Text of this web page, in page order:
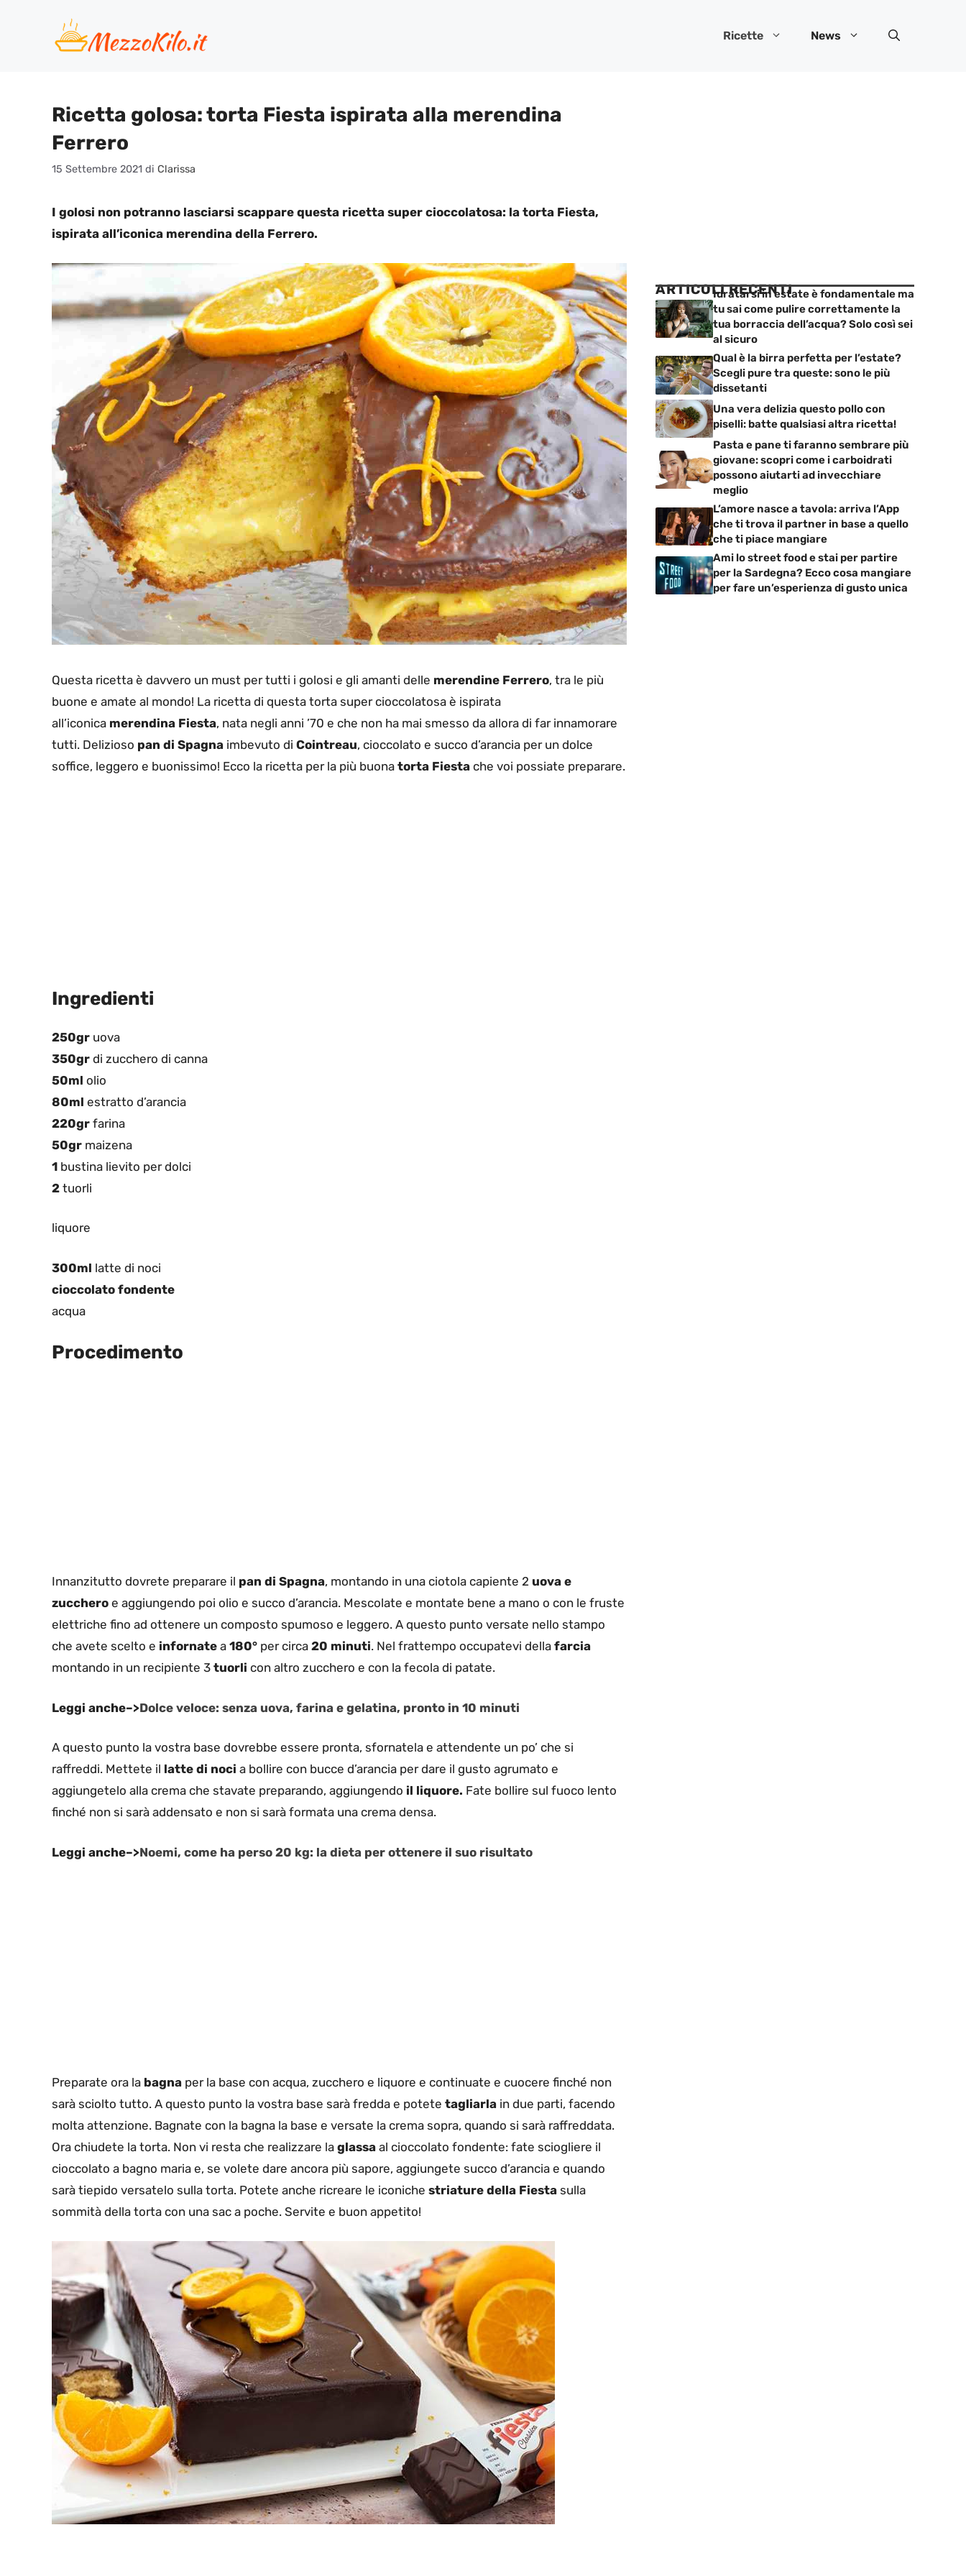
contenuto
Ricette News
Ricetta golosa: torta Fiesta ispirata alla merendina
Ferrero
15 Settembre 2021 di Clarissa
I golosi non potranno lasciarsi scappare questa ricetta super cioccolatosa: la torta Fiesta,
ispirata all’iconica merendina della Ferrero.
Questa ricetta è davvero un must per tutti i golosi e gli amanti delle merendine Ferrero, tra le più
buone e amate al mondo! La ricetta di questa torta super cioccolatosa è ispirata
all’iconica merendina Fiesta, nata negli anni ’70 e che non ha mai smesso da allora di far innamorare
tutti. Delizioso pan di Spagna imbevuto di Cointreau, cioccolato e succo d’arancia per un dolce
soffice, leggero e buonissimo! Ecco la ricetta per la più buona torta Fiesta che voi possiate preparare.
Ingredienti
250gr uova
350gr di zucchero di canna
50ml olio
80ml estratto d’arancia
220gr farina
50gr maizena
1 bustina lievito per dolci
2 tuorli
liquore
300ml latte di noci
cioccolato fondente
acqua
Procedimento
Innanzitutto dovrete preparare il pan di Spagna, montando in una ciotola capiente 2 uova e
zucchero e aggiungendo poi olio e succo d’arancia. Mescolate e montate bene a mano o con le fruste
elettriche fino ad ottenere un composto spumoso e leggero. A questo punto versate nello stampo
che avete scelto e infornate a 180° per circa 20 minuti. Nel frattempo occupatevi della farcia
montando in un recipiente 3 tuorli con altro zucchero e con la fecola di patate.
Leggi anche–>Dolce veloce: senza uova, farina e gelatina, pronto in 10 minuti
A questo punto la vostra base dovrebbe essere pronta, sfornatela e attendente un po’ che si
raffreddi. Mettete il latte di noci a bollire con bucce d’arancia per dare il gusto agrumato e
aggiungetelo alla crema che stavate preparando, aggiungendo il liquore. Fate bollire sul fuoco lento
finché non si sarà addensato e non si sarà formata una crema densa.
Leggi anche–>Noemi, come ha perso 20 kg: la dieta per ottenere il suo risultato
Preparate ora la bagna per la base con acqua, zucchero e liquore e continuate e cuocere finché non
sarà sciolto tutto. A questo punto la vostra base sarà fredda e potete tagliarla in due parti, facendo
molta attenzione. Bagnate con la bagna la base e versate la crema sopra, quando si sarà raffreddata.
Ora chiudete la torta. Non vi resta che realizzare la glassa al cioccolato fondente: fate sciogliere il
cioccolato a bagno maria e, se volete dare ancora più sapore, aggiungete succo d’arancia e quando
sarà tiepido versatelo sulla torta. Potete anche ricreare le iconiche striature della Fiesta sulla
sommità della torta con una sac a poche. Servite e buon appetito!
ARTICOLI RECENTI
Idratarsi in estate è fondamentale ma
tu sai come pulire correttamente la
tua borraccia dell’acqua? Solo così sei
al sicuro
Qual è la birra perfetta per l’estate?
Scegli pure tra queste: sono le più
dissetanti
Una vera delizia questo pollo con
piselli: batte qualsiasi altra ricetta!
Pasta e pane ti faranno sembrare più
giovane: scopri come i carboidrati
possono aiutarti ad invecchiare
meglio
L’amore nasce a tavola: arriva l’App
che ti trova il partner in base a quello
che ti piace mangiare
Ami lo street food e stai per partire
per la Sardegna? Ecco cosa mangiare
per fare un’esperienza di gusto unica